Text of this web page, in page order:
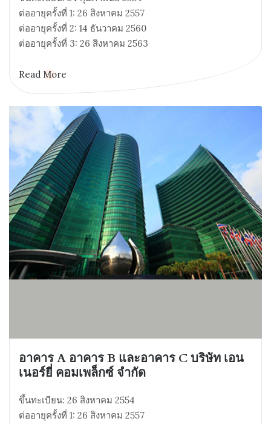
ต่ออายุครั้งที่ 1: 26 สิงหาคม 2557
ต่ออายุครั้งที่ 2: 14 ธันวาคม 2560
ต่ออายุครั้งที่ 3: 26 สิงหาคม 2563
Read More
อาคาร A อาคาร B และอาคาร C บริษัท เอน
เนอร์ยี่ คอมเพล็กซ์ จำกัด
ขึ้นทะเบียน: 26 สิงหาคม 2554
ต่ออายุครั้งที่ 1: 26 สิงหาคม 2557